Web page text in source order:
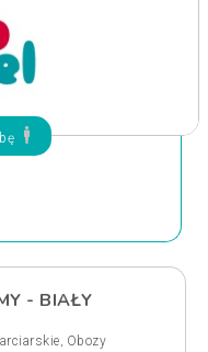
- BIAŁY
, Obozy